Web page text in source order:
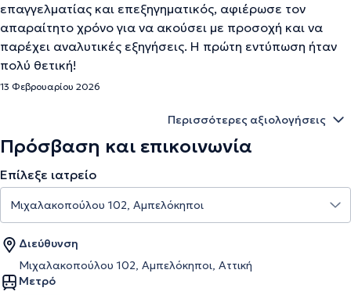
επαγγελματίας και επεξηγηματικός, αφιέρωσε τον
απαραίτητο χρόνο για να ακούσει με προσοχή και να
παρέχει αναλυτικές εξηγήσεις. Η πρώτη εντύπωση ήταν
πολύ θετική!
13 Φεβρουαρίου 2026
Περισσότερες αξιολογήσεις
Πρόσβαση και επικοινωνία
Επίλεξε ιατρείο
Διεύθυνση
Μιχαλακοπούλου 102, Αμπελόκηποι, Αττική
Μετρό